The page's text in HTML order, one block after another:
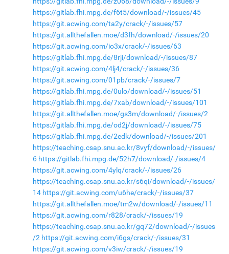
https://gitlab.fhi.mpg.de/f6t5/download/-/issues/45
https://git.acwing.com/ta2y/crack/-/issues/57
https://git.allthefallen.moe/d3fh/download/-/issues/20
https://git.acwing.com/io3x/crack/-/issues/63
https://gitlab.fhi.mpg.de/8rji/download/-/issues/87
https://git.acwing.com/4lj4/crack/-/issues/36
https://git.acwing.com/01pb/crack/-/issues/7
https://gitlab.fhi.mpg.de/0ulo/download/-/issues/51
https://gitlab.fhi.mpg.de/7xab/download/-/issues/101
https://git.allthefallen.moe/gs3m/download/-/issues/2
https://gitlab.fhi.mpg.de/od2j/download/-/issues/75
https://gitlab.fhi.mpg.de/2edk/download/-/issues/201
https://teaching.csap.snu.ac.kr/8vyf/download/-/issues/
6 https://gitlab.fhi.mpg.de/52h7/download/-/issues/4
https://git.acwing.com/4ylq/crack/-/issues/26
https://teaching.csap.snu.ac.kr/s6qi/download/-/issues/
14 https://git.acwing.com/u6he/crack/-/issues/37
https://git.allthefallen.moe/tm2w/download/-/issues/11
https://git.acwing.com/r828/crack/-/issues/19
https://teaching.csap.snu.ac.kr/gq72/download/-/issues
/2 https://git.acwing.com/i6gs/crack/-/issues/31
https://git.acwing.com/v3iw/crack/-/issues/19